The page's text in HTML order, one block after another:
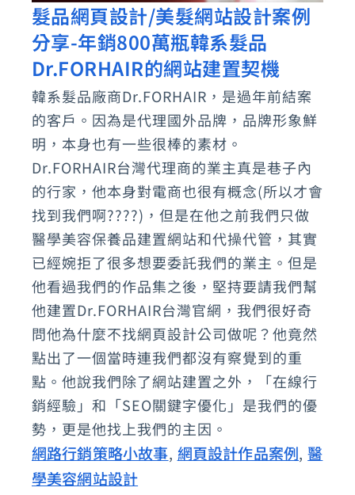
髮品網頁設計/美髮網站設計案例
分享-年銷800萬瓶韓系髮品
Dr.FORHAIR的網站建置契機
韓系髮品廠商Dr.FORHAIR，是過年前結案
的客戶。因為是代理國外品牌，品牌形象鮮
明，本身也有一些很棒的素材。
Dr.FORHAIR台灣代理商的業主真是巷子內
的行家，他本身對電商也很有概念(所以才會
找到我們啊????)，但是在他之前我們只做
醫學美容保養品建置網站和代操代管，其實
已經婉拒了很多想要委託我們的業主。但是
他看過我們的作品集之後，堅持要請我們幫
他建置Dr.FORHAIR台灣官網，我們很好奇
問他為什麼不找網頁設計公司做呢？他竟然
點出了一個當時連我們都沒有察覺到的重
點。他說我們除了網站建置之外，「在線行
銷經驗」和「SEO關鍵字優化」是我們的優
勢，更是他找上我們的主因。
網路行銷策略小故事, 網頁設計作品案例,醫
學美容網站設計
髮
品
網
頁
設
計/
美
髮
網
站
設
計
案
例
分
享-
年
銷
800